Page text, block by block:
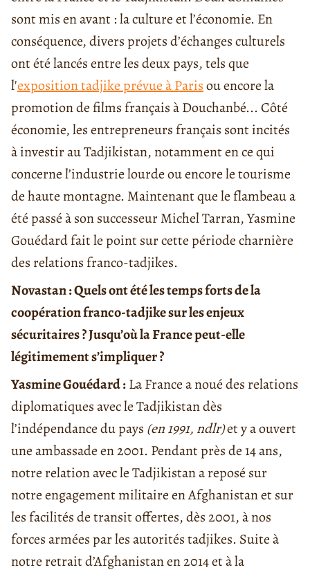
sont mis en avant : la culture et l’économie. En
conséquence, divers projets d’échanges culturels
ont été lancés entre les deux pays, tels que
l'exposition tadjike prévue à Parisou encore la
promotion de films français à Douchanbé... Côté
économie, les entrepreneurs français sont incités
à investir au Tadjikistan, notamment en ce qui
concerne l’industrie lourde ou encore le tourisme
de haute montagne. Maintenant que le flambeau a
été passé à son successeur Michel Tarran, Yasmine
Gouédard fait le point sur cette période charnière
des relations franco-tadjikes.
Novastan : Quels ont été les temps forts de la
coopération franco-tadjike sur les enjeux
sécuritaires ? Jusqu’où la France peut-elle
légitimement s’impliquer ?
Yasmine Gouédard :La France a noué des relations
diplomatiques avec le Tadjikistan dès
l’indépendance du pays (en 1991, ndlr)et y a ouvert
une ambassade en 2001. Pendant près de 14 ans,
notre relation avec le Tadjikistan a reposé sur
notre engagement militaire en Afghanistan et sur
les facilités de transit offertes, dès 2001, à nos
forces armées par les autorités tadjikes. Suite à
notre retrait d’Afghanistan en 2014 et à la